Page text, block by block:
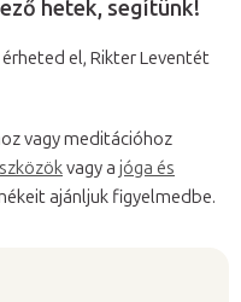
hetek, segítünk!
érheted el, Rikter Leventét
vagy meditációhoz
vagy a jóga és
ajánljuk figyelmedbe.